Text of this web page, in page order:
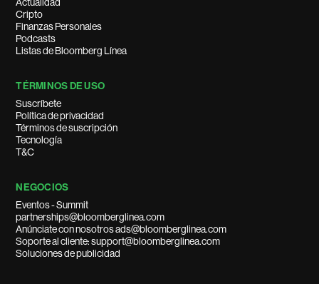
Cripto
Finanzas Personales
Podcasts
Listas de Bloomberg Línea
TÉRMINOS DE USO
Suscríbete
Política de privacidad
Términos de suscripción
Tecnología
T&C
NEGOCIOS
Eventos - Summit
partnerships@bloomberglinea.com
Anúnciate con nosotros ads@bloomberglinea.com
Soporte al cliente: support@bloomberglinea.com
Soluciones de publicidad